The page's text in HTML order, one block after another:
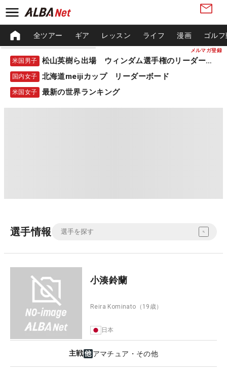
メルマガ登録
全ツアー ギア レッスン ライフ 漫画 ゴル
米国男子 松山英樹ら出場 ウィンダム選手権のリーダーボード
国内女子 北海道meijiカップ リーダーボード
米国女子 最新の世界ランキング
選手情報
小湊鈴蘭
Reira Kominato （19歳）
日本
主戦 アマチュア・その他